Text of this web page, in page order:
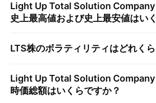
Light Up Total Solution
史上最高値および史上最安値はい
LTS株のボラティリティはどれく
Light Up Total Solution
時価総額はいくらですか？